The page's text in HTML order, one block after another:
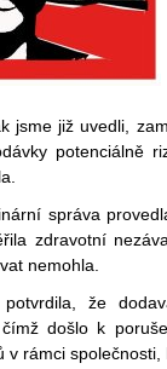
jsme již uvedli,
potenciálně
správa
zdravotní
nemohla.
potvrdila, že
došlo k
v rámci